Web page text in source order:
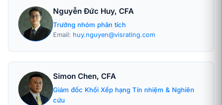
Nguyễn Đức Huy, CFA
Trưởng nhóm phân tích
Email: huy.nguyen@visrating.com
Simon Chen, CFA
Giám đốc Khối Xếp hạng Tín nhiệm & Nghiên
cứu